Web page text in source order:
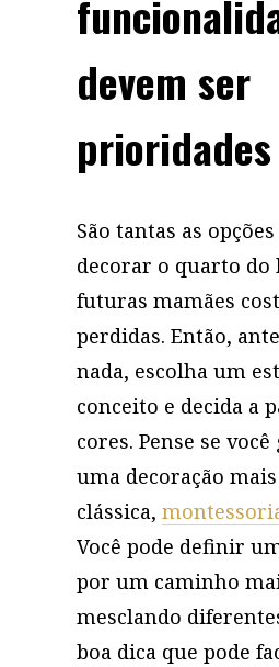
devem ser
prioridades
São tantas as
decorar o quarto do
futuras mamães
perdidas. Então,
nada, escolha um
conceito e decida a
cores. Pense se
uma decoração
clássica,
Você pode definir
por um caminho
mesclando
boa dica que pode